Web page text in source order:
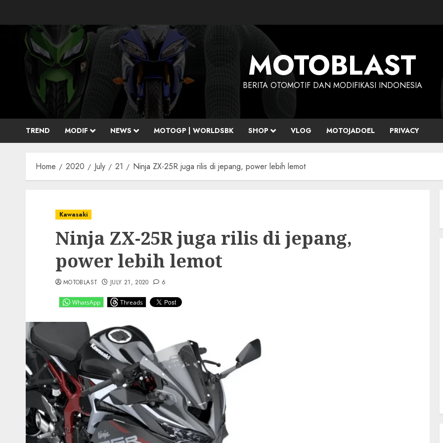
MOTOBLAST
BERITA OTOMOTIF DAN MODIFIKASI INDONESIA
TREND MODIF NEWS MOTOGP | WORLDSBK SHOP VLOG MOTOJADOEL PRIVACY
Home 2020 July 21 Ninja ZX-25R juga rilis di jepang, power lebih lemot
Kawasaki
Ninja ZX-25R juga rilis di jepang,
power lebih lemot
WhatsApp Threads
MOTOBLAST JULY 21, 2020 6